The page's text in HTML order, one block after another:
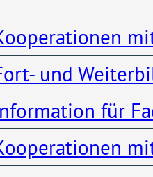
und
für
und Sie
daran,
in